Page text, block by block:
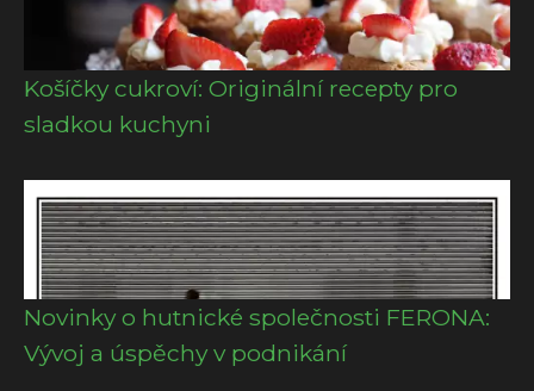
Košíčky cukroví: Originální recepty pro
sladkou kuchyni
Novinky o hutnické společnosti FERONA:
Vývoj a úspěchy v podnikání